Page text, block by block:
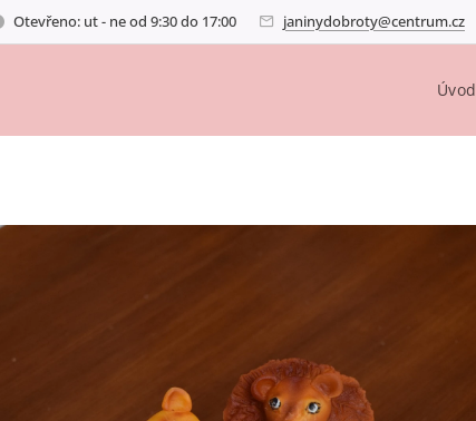
Otevřeno: ut - ne od 9:30 do 17:00 janinydobroty@centrum.cz
Úvod